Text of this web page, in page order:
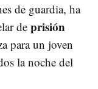
de guardia, ha
de prisión
para un joven
la noche del